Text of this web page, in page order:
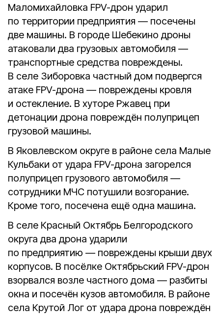
Маломихайловка FPV-дрон ударил
по территории предприятия — посечены
две машины. В городе Шебекино дроны
атаковали два грузовых автомобиля —
транспортные средства повреждены.
В селе Зиборовка частный дом подвергся
атаке FPV-дрона — повреждены кровля
и остекление. В хуторе Ржавец при
детонации дрона повреждён полуприцеп
грузовой машины.
В Яковлевском округе в районе села Малые
Кульбаки от удара FPV-дрона загорелся
полуприцеп грузового автомобиля —
сотрудники МЧС потушили возгорание.
Кроме того, посечена ещё одна машина.
В селе Красный Октябрь Белгородского
округа два дрона ударили
по предприятию — повреждены крыши двух
корпусов. В посёлке Октябрьский FPV-дрон
взорвался возле частного дома — разбиты
окна и посечён кузов автомобиля. В районе
села Крутой Лог от удара дрона повреждён